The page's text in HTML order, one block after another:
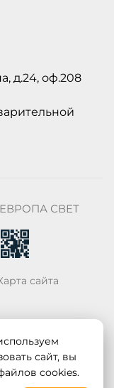
д.24, оф.208
ЕВРОПА СВЕТ
сайта
сайт, вы
cookies.